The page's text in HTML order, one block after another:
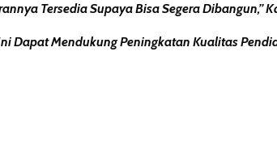
Tersedia Supaya Bisa Segera Dibangun,”
Dapat Mendukung Peningkatan Kualitas